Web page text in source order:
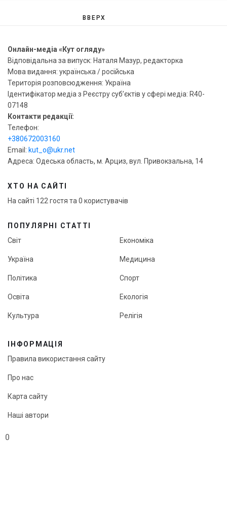
0
ВВЕРХ
Онлайн-медіа «Кут огляду»
Відповідальна за випуск: Наталя Мазур, редакторка
Мова видання: українська / російська
Територія розповсюдження: Україна
Ідентифікатор медіа з Реєстру суб’єктів у сфері медіа: R40-
07148
Контакти редакції:
Телефон:
+380672003160
Email: kut_o@ukr.net
Адреса: Одеська область, м. Арциз, вул. Привокзальна, 14
ХТО НА САЙТІ
На сайті 122 гостя та 0 користувачів
ПОПУЛЯРНІ СТАТТІ
Світ
Україна
Політика
Освіта
Культура
Економіка
Медицина
Спорт
Екологія
Релігія
ІНФОРМАЦІЯ
Правила використання сайту
Про нас
Карта сайту
Наші автори
Редакційна політика онлайн-медіа «Кут огляду»